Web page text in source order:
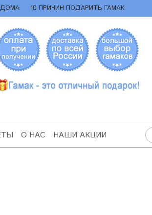
ДОМА 10 ПРИЧИН ПОДАРИТЬ ГАМАК
О НАС НАШИ АКЦИИ